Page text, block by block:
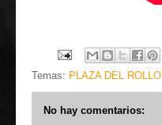
Temas: PLAZA DEL ROLLO
No hay comentarios: